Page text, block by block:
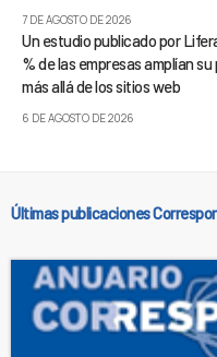
7 DE AGOSTO DE 2026
Un estudio publicado por
% de las empresas amplían
más allá de los sitios web
6 DE AGOSTO DE 2026
Últimas publicaciones